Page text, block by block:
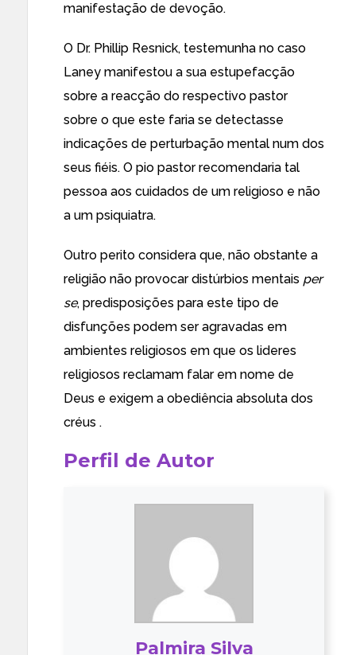
manifestação de devoção.
O Dr. Phillip Resnick, testemunha no caso
Laney manifestou a sua estupefacção
sobre a reacção do respectivo pastor
sobre o que este faria se detectasse
indicações de perturbação mental num dos
seus fiéis. O pio pastor recomendaria tal
pessoa aos cuidados de um religioso e não
a um psiquiatra.
Outro perito considera que, não obstante a
religião não provocar distúrbios mentais per
se, predisposições para este tipo de
disfunções podem ser agravadas em
ambientes religiosos em que os lideres
religiosos reclamam falar em nome de
Deus e exigem a obediência absoluta dos
créus .
Perfil de Autor
Palmira Silva